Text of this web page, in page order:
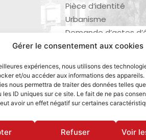
Gérer le consentement aux cookies
expériences, nous utilisons des
et/ou accéder aux informations des
nous permettra de traiter des données telles
les ID uniques sur ce site. Le fait de ne pas
avoir un effet négatif sur certaines
Refuser Voir
Pièce d’identité
Urbanisme
Demande d’actes
Se marier, se pacser
Recensement
Le journal de ma ville
Gestion des déchets
Dinan